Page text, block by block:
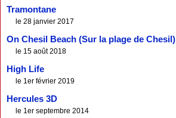
Tramontane
le 28 janvier 2017
On Chesil Beach (Sur la plage de Chesil)
le 15 août 2018
High Life
le 1er février 2019
Hercules 3D
le 1er septembre 2014